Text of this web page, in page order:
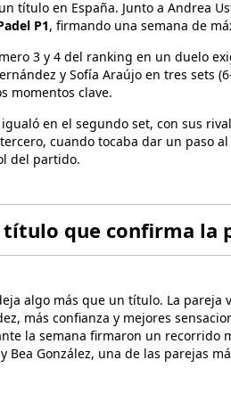
título en España. Junto a Andrea
P1, firmando una semana de
3 y 4 del ranking en un duelo
y Sofía Araújo en tres sets
momentos clave.
en el segundo set, con sus
cuando tocaba dar un paso
del partido.
título que confirma la
algo más que un título. La
más confianza y mejores
la semana firmaron un recorrido
Bea González, una de las parejas